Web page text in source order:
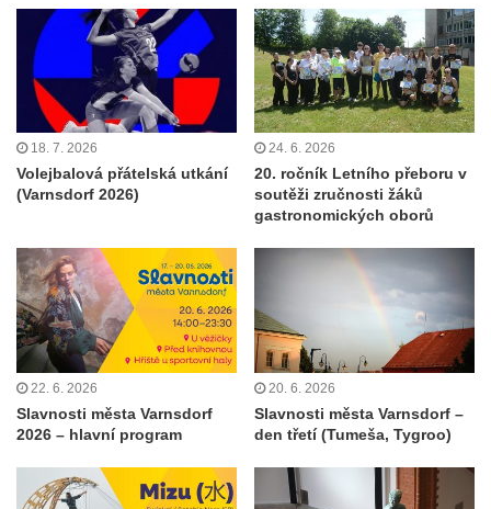
18. 7. 2026
Volejbalová přátelská utkání
(Varnsdorf 2026)
24. 6. 2026
20. ročník Letního přeboru v
soutěži zručnosti žáků
gastronomických oborů
22. 6. 2026
Slavnosti města Varnsdorf
2026 – hlavní program
20. 6. 2026
Slavnosti města Varnsdorf –
den třetí (Tumeša, Tygroo)